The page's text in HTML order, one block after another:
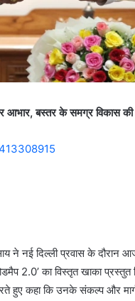
आभार, बस्तर के समग्र विकास की
ने नई दिल्ली प्रवास के
2.0’ का विस्तृत खाका
हुए कहा कि उनके संकल्प और